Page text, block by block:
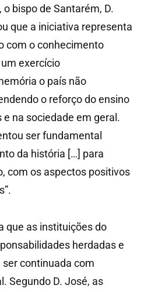
bispo de Santarém, D.
que a iniciativa representa
com o conhecimento
exercício
o país não
o reforço do ensino
na sociedade em geral.
ser fundamental
da história […] para
com os aspectos positivos
que as instituições do
herdadas e
continuada com
Segundo D. José, as